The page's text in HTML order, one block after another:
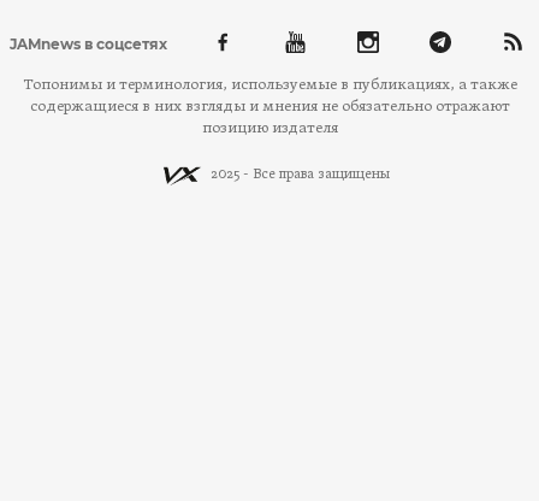
JAMnews в соцсетях
Топонимы и терминология, используемые в публикациях, а также
содержащиеся в них взгляды и мнения не обязательно отражают
позицию издателя
2025 - Все права защищены